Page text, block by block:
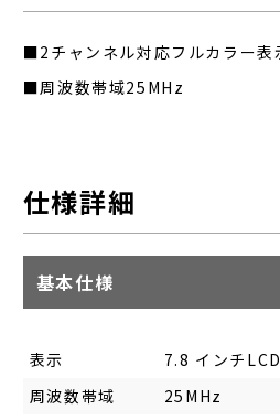
■2チャンネル対応フルカラー表
■周波数帯域25MHz
仕様詳細
基本仕様
表示
7.8 インチLCD
周波数帯域
25MHz